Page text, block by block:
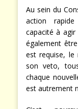
Au sein du
action
capacité à
également
est requise, le
son veto,
chaque
est autrement